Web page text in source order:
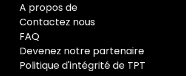
A propos de
Contactez nous
FAQ
Devenez notre partenaire
Politique d'intégrité de TPT